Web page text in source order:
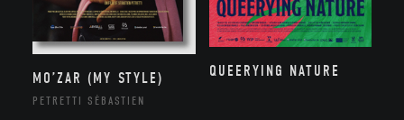
MO’ZAR (MY STYLE)
PETRETTI SÉBASTIEN
QUEERYING NATURE